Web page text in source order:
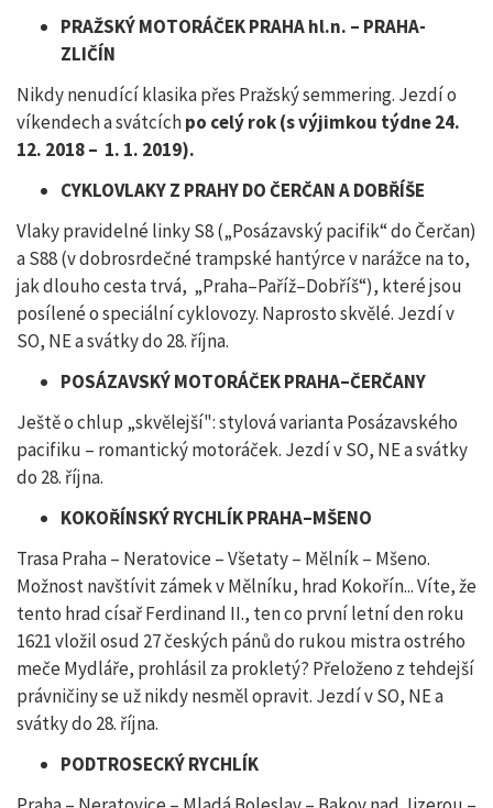
PRAŽSKÝ MOTORÁČEK PRAHA hl.n. – PRAHA-
ZLIČÍN
Nikdy nenudící klasika přes Pražský semmering. Jezdí o
víkendech a svátcíchpo celý rok (s výjimkou týdne 24.
12. 2018 – 1. 1. 2019).
CYKLOVLAKY Z PRAHY DO ČERČAN A DOBŘÍŠE
Vlaky pravidelné linky S8 („Posázavský pacifik“ do Čerčan)
a S88 (v dobrosrdečné trampské hantýrce v narážce na to,
jak dlouho cesta trvá, „Praha–Paříž–Dobříš“), které jsou
posílené o speciální cyklovozy. Naprosto skvělé. Jezdí v
SO, NE a svátky do 28. října.
POSÁZAVSKÝ MOTORÁČEK PRAHA–ČERČANY
Ještě o chlup „skvělejší": stylová varianta Posázavského
pacifiku – romantický motoráček. Jezdí v SO, NE a svátky
do 28. října.
KOKOŘÍNSKÝ RYCHLÍK PRAHA–MŠENO
Trasa Praha – Neratovice – Všetaty – Mělník – Mšeno.
Možnost navštívit zámek v Mělníku, hrad Kokořín... Víte, že
tento hrad císař Ferdinand II., ten co první letní den roku
1621 vložil osud 27 českých pánů do rukou mistra ostrého
meče Mydláře, prohlásil za prokletý? Přeloženo z tehdejší
právničiny se už nikdy nesměl opravit. Jezdí v SO, NE a
svátky do 28. října.
PODTROSECKÝ RYCHLÍK